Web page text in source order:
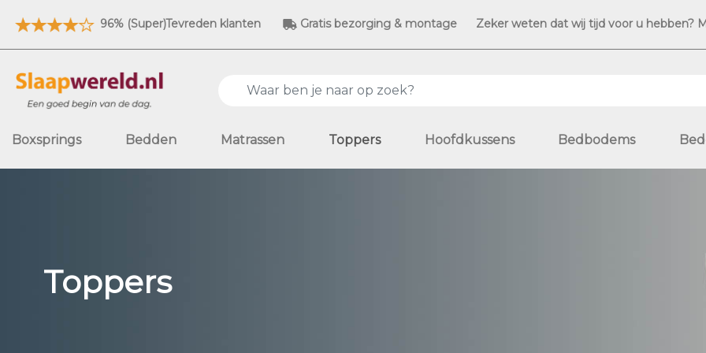
96% (Super)Tevreden klanten Gratis bezorging & montage Zeker weten dat wij tijd voor u hebben?
Boxsprings Bedden Matrassen Toppers Hoofdkussens Bedbodems
Toppers